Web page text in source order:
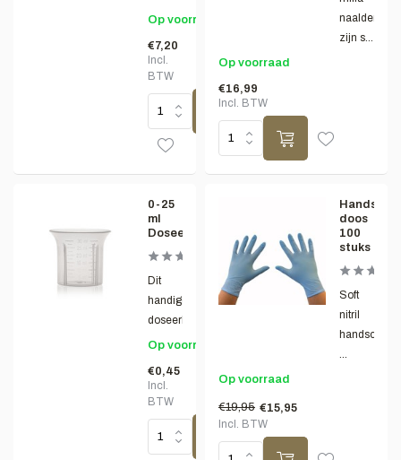
Op voorraad
€7,20
Incl.
BTW
naalden
zijn s...
Op voorraad
€16,99
Incl. BTW
0-25
ml
Doseerbekertje
Dit
handige
doseerbekertj...
Op voorraad
€0,45
Incl.
BTW
doos
100
stuks
Soft
nitril
...
Op voorraad
€19,95 €15,95
Incl. BTW